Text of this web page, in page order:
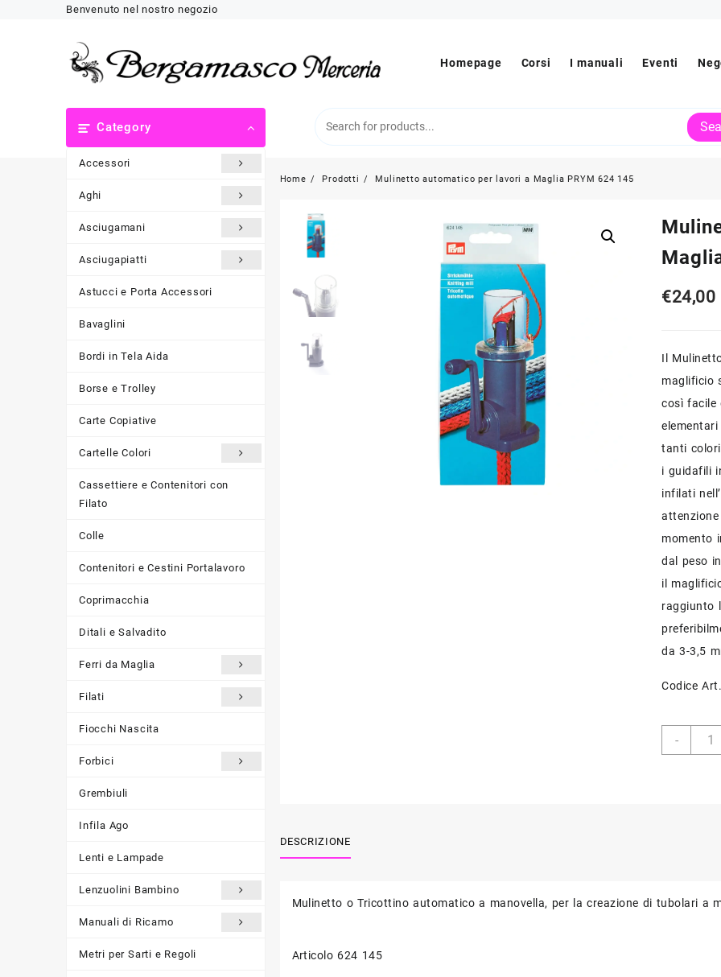
Benvenuto nel nostro negozio
Homepage Corsi I manuali Eventi
Category
Accessori
Aghi
Asciugamani
Asciugapiatti
Astucci e Porta Accessori
Bavaglini
Bordi in Tela Aida
Borse e Trolley
Carte Copiative
Cartelle Colori
Cassettiere e Contenitori con
Filato
Colle
Contenitori e Cestini Portalavoro
Coprimacchia
Ditali e Salvadito
Ferri da Maglia
Filati
Fiocchi Nascita
Forbici
Grembiuli
Infila Ago
Lenti e Lampade
Lenzuolini Bambino
Manuali di Ricamo
Metri per Sarti e Regoli
Home Prodotti Mulinetto automatico per lavori a Maglia PRYM 624 145
€24,00
Il
maglificio
così facile
tanti
i guidafili
infilati
momento
dal peso
il
raggiunto
da 3-3,5
Codice
-
DESCRIZIONE
Mulinetto o Tricottino automatico a manovella, per la creazione di tubolari a
Articolo 624 145